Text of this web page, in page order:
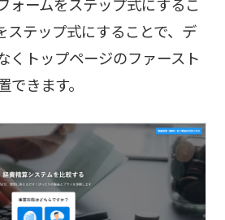
ォームをステップ式にするこ
ステップ式にすることで、デ
くトップページのファースト
できます。